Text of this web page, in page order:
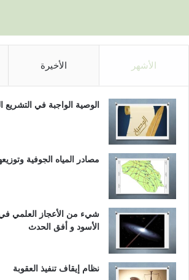
الأشهر الأخيرة
الوصية الواجبة في التشريع
مصادر المياه الجوفية
شيء من الأعجاز العلمي في
الأسود و أفق الحدث
نظام إيقاف تنفيذ العقوبة